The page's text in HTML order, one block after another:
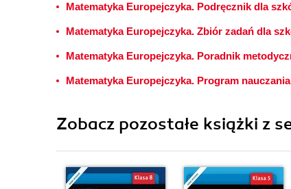
Matematyka Europejczyka. Podręcznik dla
Matematyka Europejczyka. Zbiór zadań dla
Matematyka Europejczyka. Poradnik
Matematyka Europejczyka. Program
Zobacz pozostałe książki z